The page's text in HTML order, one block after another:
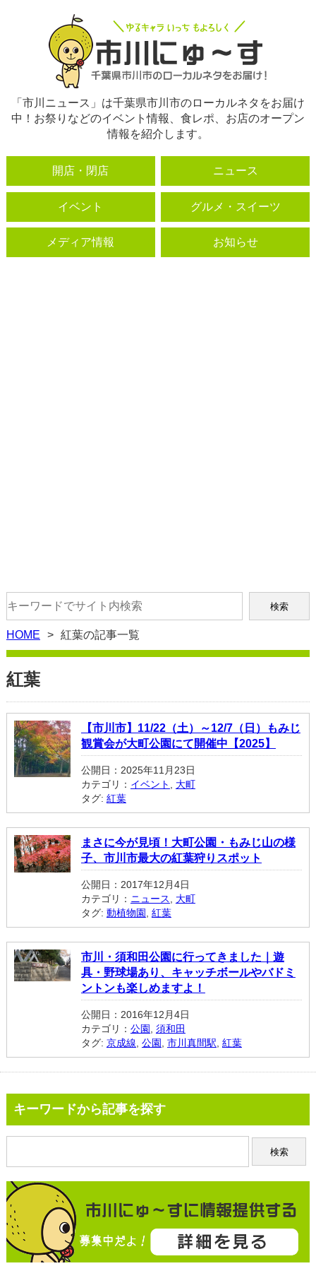
「市川ニュース」は千葉県市川市のローカルネタをお届け
中！お祭りなどのイベント情報、食レポ、お店のオープン
情報を紹介します。
開店・閉店 ニュース
イベント グルメ・スイーツ
メディア情報 お知らせ
HOME 紅葉の記事一覧
紅葉
【市川市】11/22（土）～12/7（日）もみじ
観賞会が大町公園にて開催中【2025】
公開日：2025年11月23日
カテゴリ： イベント
大町
タグ: 紅葉
まさに今が見頃！大町公園・もみじ山の様
子、市川市最大の紅葉狩りスポット
公開日：2017年12月4日
カテゴリ： ニュース
大町
タグ: 動植物園 紅葉
市川・須和田公園に行ってきました｜遊
具・野球場あり、キャッチボールやバドミ
ントンも楽しめますよ！
公開日：2016年12月4日
カテゴリ： 公園
須和田
タグ: 京成線 公園 市川真間駅 紅葉
キーワードから記事を探す